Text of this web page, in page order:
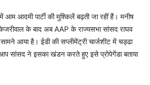
आम आदमी पार्टी की मुश्किलें बढ़ती जा रहीं हैं। मनीष
के बाद अब AAP के राज्यसभा सांसद राघव
आया है। ईडी की सप्लीमेंट्री चार्जशीट में चड्ढा
सांसद ने इसका खंडन करते हुए इसे प्रोपेगेंडा बताया